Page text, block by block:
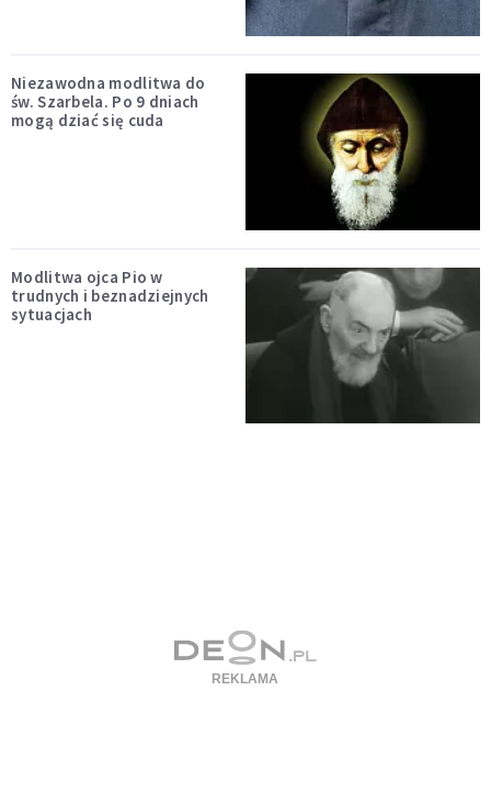
Niezawodna modlitwa do
św. Szarbela. Po 9 dniach
mogą dziać się cuda
Modlitwa ojca Pio w
trudnych i beznadziejnych
sytuacjach